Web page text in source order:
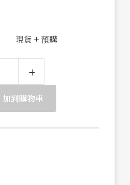
現貨 + 預購
加到購物車